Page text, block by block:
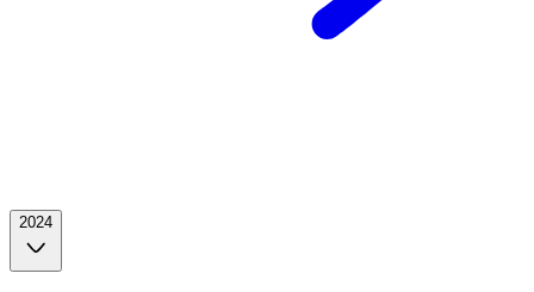
2024